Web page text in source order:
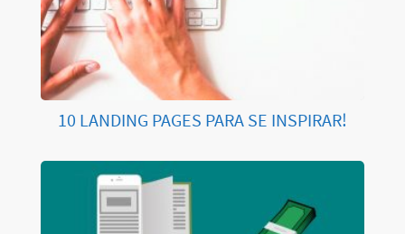
10 LANDING PAGES PARA SE INSPIRAR!